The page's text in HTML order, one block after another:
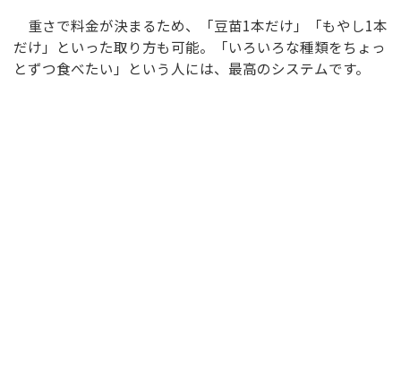
重さで料金が決まるため、「豆苗1本だけ」「もやし1本
だけ」といった取り方も可能。「いろいろな種類をちょっ
とずつ食べたい」という人には、最高のシステムです。